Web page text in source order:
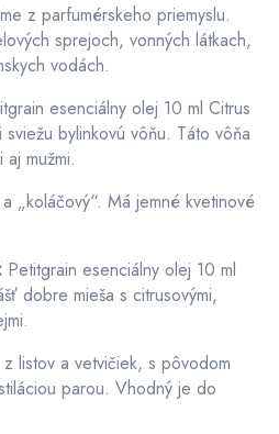
z parfumérskeho priemyslu.
sprejoch, vonných látkach,
vodách.
esenciálny olej 10 ml Citrus
bylinkovú vôňu. Táto vôňa
mužmi.
„koláčový“. Má jemné kvetinové
Petitgrain esenciálny olej 10 ml
dobre mieša s citrusovými,
listov a vetvičiek, s pôvodom
parou. Vhodný je do